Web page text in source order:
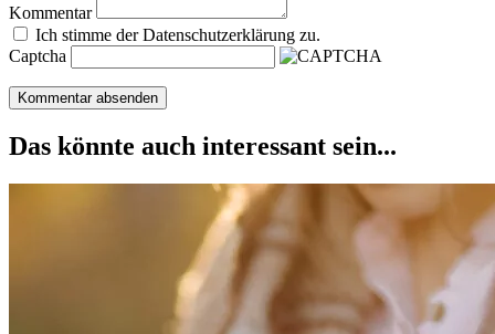
Kommentar
Ich stimme der Datenschutzerklärung zu.
Captcha
Das könnte auch interessant sein...